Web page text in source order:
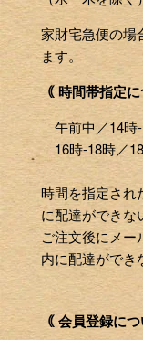
家財宅急便の場
ます。
｟ 時間帯指定に
午前中／14時-
16時-18時／18
時間を指定され
に配達ができな
ご注文後にメー
内に配達ができ
｟ 会員登録につ